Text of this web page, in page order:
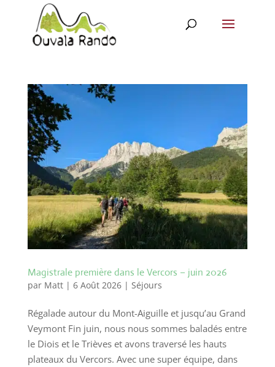
Magistrale première dans le Vercors – juin 2026
par Matt| 6 Août 2026| Séjours
Régalade autour du Mont-Aiguille et jusqu’au Grand
Veymont Fin juin, nous nous sommes baladés entre
le Diois et le Trièves et avons traversé les hauts
plateaux du Vercors. Avec une super équipe, dans